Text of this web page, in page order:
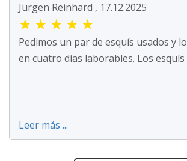
Jürgen Reinhard , 17.12.2025
★ ★ ★ ★ ★
Pedimos un par de esquís usados y
en cuatro días laborables. Los esquís
Leer más ...